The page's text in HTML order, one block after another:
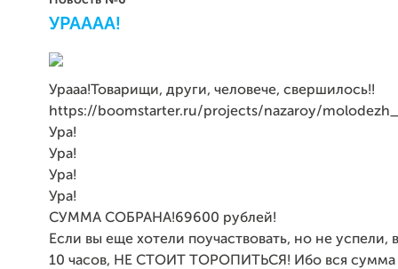
УРАААА!
Урааа!Товарищи, други, человече, свершилось!!
https://boomstarter.ru/projects/nazaroy/
Ура!
Ура!
Ура!
Ура!
СУММА СОБРАНА!69600 рублей!
Если вы еще хотели поучаствовать, но не успели,
10 часов, НЕ СТОИТ ТОРОПИТЬСЯ! Ибо вся сумма